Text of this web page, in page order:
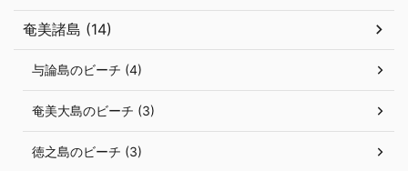
奄美諸島 (14)
与論島のビーチ (4)
奄美大島のビーチ (3)
徳之島のビーチ (3)